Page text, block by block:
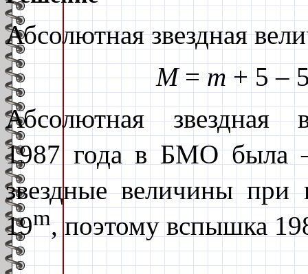
Абсолютная звездная
M=m+ 5 –
Абсолютная звездная
1987 года в БМО была
звездные величины
19m, поэтому вспышка